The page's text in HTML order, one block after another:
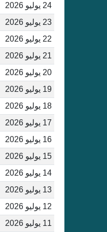
24 يوليو 2026
23 يوليو 2026
22 يوليو 2026
21 يوليو 2026
20 يوليو 2026
19 يوليو 2026
18 يوليو 2026
17 يوليو 2026
16 يوليو 2026
15 يوليو 2026
14 يوليو 2026
13 يوليو 2026
12 يوليو 2026
11 يوليو 2026